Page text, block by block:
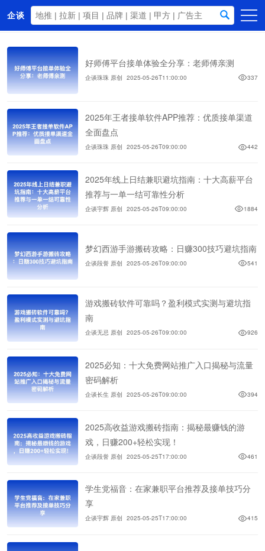
企谈
商务资源
资讯动态
关于我们
好师傅平台接单体验全分享：老师傅亲测
企谈珠珠 原创 2025-05-26T11:00:00 337
2025年王者接单软件APP推荐：优质接单渠道
全面盘点
企谈珠珠 原创 2025-05-26T09:00:00 442
2025年线上日结兼职避坑指南：十大高薪平台
推荐与一单一结可靠性分析
企谈宇辉 原创 2025-05-26T09:00:00 1884
梦幻西游手游搬砖攻略：日赚300技巧避坑指南
企谈段誉 原创 2025-05-26T09:00:00 541
游戏搬砖软件可靠吗？盈利模式实测与避坑指
南
企谈无忌 原创 2025-05-26T09:00:00 926
2025必知：十大免费网站推广入口揭秘与流量
密码解析
企谈长生 原创 2025-05-26T09:00:00 394
2025高收益游戏搬砖指南：揭秘最赚钱的游
戏，日赚200+轻松实现！
企谈段誉 原创 2025-05-25T17:00:00 461
学生党福音：在家兼职平台推荐及接单技巧分
享
企谈宇辉 原创 2025-05-25T17:00:00 415